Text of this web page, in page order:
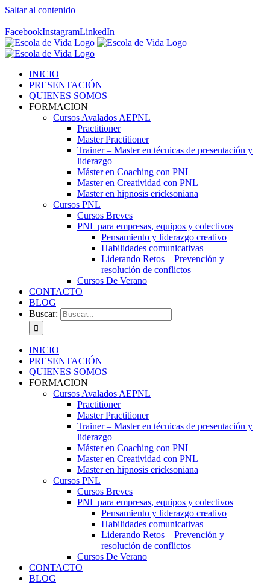
Saltar al contenido
FacebookInstagramLinkedIn
INICIO
PRESENTACIÓN
QUIENES SOMOS
FORMACION
Cursos Avalados AEPNL
Practitioner
Master Practitioner
Trainer – Master en técnicas de presentación y
liderazgo
Máster en Coaching con PNL
Master en Creatividad con PNL
Master en hipnosis ericksoniana
Cursos PNL
Cursos Breves
PNL para empresas, equipos y colectivos
Pensamiento y liderazgo creativo
Habilidades comunicativas
Liderando Retos – Prevención y
resolución de conflictos
Cursos De Verano
CONTACTO
BLOG
Buscar:
INICIO
PRESENTACIÓN
QUIENES SOMOS
FORMACION
Cursos Avalados AEPNL
Practitioner
Master Practitioner
Trainer – Master en técnicas de presentación y
liderazgo
Máster en Coaching con PNL
Master en Creatividad con PNL
Master en hipnosis ericksoniana
Cursos PNL
Cursos Breves
PNL para empresas, equipos y colectivos
Pensamiento y liderazgo creativo
Habilidades comunicativas
Liderando Retos – Prevención y
resolución de conflictos
Cursos De Verano
CONTACTO
BLOG